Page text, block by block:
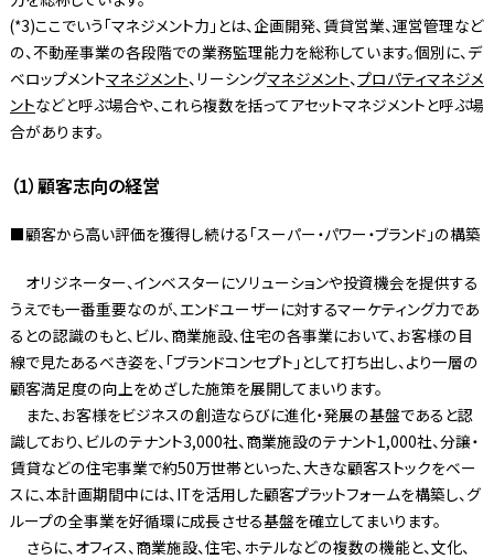
(*3)ここでいう「マネジメント力」とは、企画開発、賃貸営業、運営管理など
の、不動産事業の各段階での業務監理能力を総称しています。個別に、デ
ベロップメントマネジメント、リーシングマネジメント、プロパティマネジメ
ントなどと呼ぶ場合や、これら複数を括ってアセットマネジメントと呼ぶ場
合があります。
（1）顧客志向の経営
■顧客から高い評価を獲得し続ける「スーパー・パワー・ブランド」の構築
オリジネーター、インベスターにソリューションや投資機会を提供する
うえでも一番重要なのが、エンドユーザーに対するマーケティング力であ
るとの認識のもと、ビル、商業施設、住宅の各事業において、お客様の目
線で見たあるべき姿を、「ブランドコンセプト」として打ち出し、より一層の
顧客満足度の向上をめざした施策を展開してまいります。
また、お客様をビジネスの創造ならびに進化・発展の基盤であると認
識しており、ビルのテナント3,000社、商業施設のテナント1,000社、分譲・
賃貸などの住宅事業で約50万世帯といった、大きな顧客ストックをベー
スに、本計画期間中には、ITを活用した顧客プラットフォームを構築し、グ
ループの全事業を好循環に成長させる基盤を確立してまいります。
さらに、オフィス、商業施設、住宅、ホテルなどの複数の機能と、文化、